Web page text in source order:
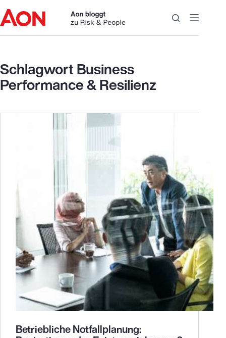
Inhalt
springen
SchlagwortBusiness
Performance & Resilienz
Betriebliche Notfallplanung: